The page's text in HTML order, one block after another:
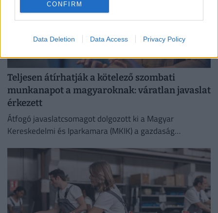
CONFIRM
Data Deletion Data Access Privacy Policy
Teljesen átírhatják a kötelező szombati
munkanapot a magyaroknak: váratlan javaslat
érkezett
Átfogó javaslatcsomagot dolgozott ki a Magyar
Kereskedelmi és Iparkamara (MKIK) a gazdaság
kezelése érdekében.